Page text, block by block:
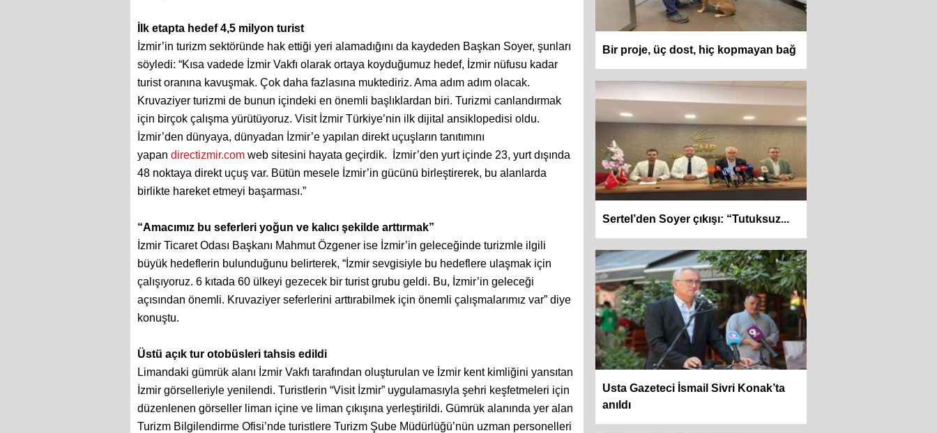
İlk etapta hedef 4,5 milyon turist
İzmir’in turizm sektöründe hak ettiği yeri alamadığını da kaydeden Başkan Soyer, şunları
söyledi: “Kısa vadede İzmir Vakfı olarak ortaya koyduğumuz hedef, İzmir nüfusu kadar
turist oranına kavuşmak. Çok daha fazlasına muktediriz. Ama adım adım olacak.
Kruvaziyer turizmi de bunun içindeki en önemli başlıklardan biri. Turizmi canlandırmak
için birçok çalışma yürütüyoruz. Visit İzmir Türkiye’nin ilk dijital ansiklopedisi oldu.
İzmir’den dünyaya, dünyadan İzmir’e yapılan direkt uçuşların tanıtımını
yapan directizmir.com web sitesini hayata geçirdik. İzmir’den yurt içinde 23, yurt dışında
48 noktaya direkt uçuş var. Bütün mesele İzmir’in gücünü birleştirerek, bu alanlarda
birlikte hareket etmeyi başarması.”
“Amacımız bu seferleri yoğun ve kalıcı şekilde arttırmak”
İzmir Ticaret Odası Başkanı Mahmut Özgener ise İzmir’in geleceğinde turizmle ilgili
büyük hedeflerin bulunduğunu belirterek, “İzmir sevgisiyle bu hedeflere ulaşmak için
çalışıyoruz. 6 kıtada 60 ülkeyi gezecek bir turist grubu geldi. Bu, İzmir’in geleceği
açısından önemli. Kruvaziyer seferlerini arttırabilmek için önemli çalışmalarımız var” diye
konuştu.
Üstü açık tur otobüsleri tahsis edildi
Limandaki gümrük alanı İzmir Vakfı tarafından oluşturulan ve İzmir kent kimliğini yansıtan
İzmir görselleriyle yenilendi. Turistlerin “Visit İzmir” uygulamasıyla şehri keşfetmeleri için
düzenlenen görseller liman içine ve liman çıkışına yerleştirildi. Gümrük alanında yer alan
Turizm Bilgilendirme Ofisi’nde turistlere Turizm Şube Müdürlüğü’nün uzman personelleri
Bir proje, üç dost, hiç kopmayan bağ
Sertel’den Soyer çıkışı: “Tutuksuz...
Usta Gazeteci İsmail Sivri Konak’ta
anıldı